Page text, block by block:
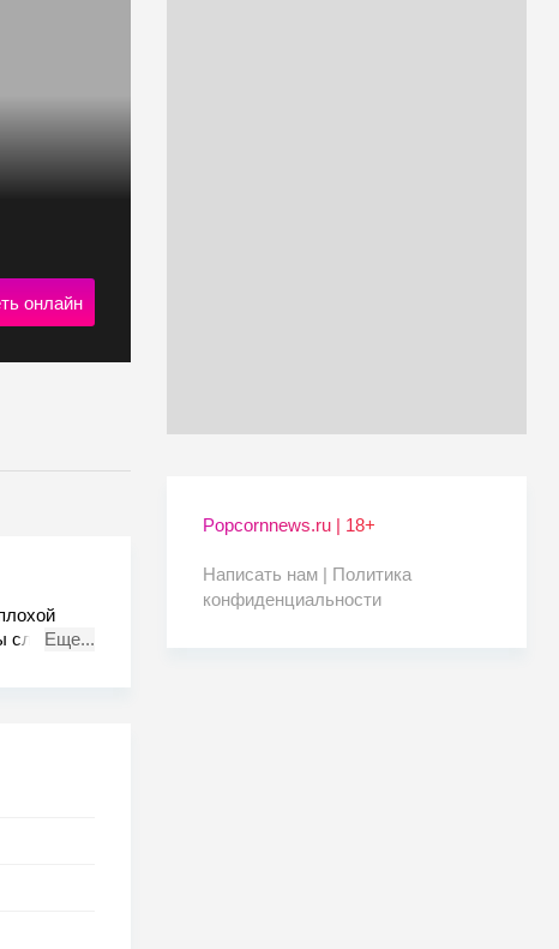
онлайн
службы
Еще...
Popcornnews.ru | 18+
Написать нам | Политика
конфиденциальности